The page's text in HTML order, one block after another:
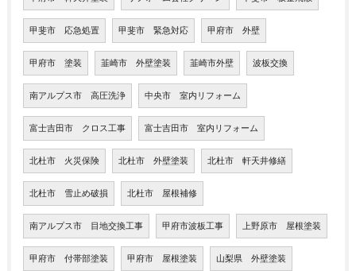
甲斐市 応急処置 甲斐市 緊急対応 甲府市 外壁
甲府市 塗装 韮崎市 外壁塗装 韮崎市外壁 波板交換
南アルプス市 高圧洗浄 中央市 室内リフォーム
富士吉田市 クロス工事 富士吉田市 室内リフォーム
北杜市 火災保険 北杜市 外壁塗装 北杜市 軒天井修繕
北杜市 雪止め破損 北杜市 屋根補修
南アルプス市 目地交換工事 甲府市波板工事 上野原市 屋根塗装
甲府市 付帯部塗装 甲府市 屋根塗装 山梨県 外壁塗装